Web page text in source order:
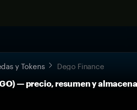
y Tokens Dego Finance
— precio, resumen y